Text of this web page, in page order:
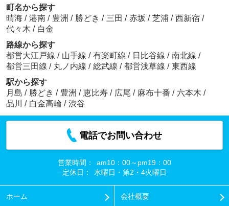
町名から探す
晴海 / 港南 / 豊洲 / 勝どき / 三田 / 赤坂 / 芝浦 / 西新宿 /
代々木 / 白金
路線から探す
都営大江戸線 / 山手線 / 有楽町線 / 日比谷線 / 南北線 /
都営三田線 / 丸ノ内線 / 総武線 / 都営浅草線 / 東西線
駅から探す
月島 / 勝どき / 豊洲 / 恵比寿 / 広尾 / 麻布十番 / 六本木 /
品川
/ 白金高輪 / 渋谷
電話でお問い合わせ
営業時間：
am10：00～pm19：00
定休日：
水曜日・第2・4火曜日
ホーム 会社概要